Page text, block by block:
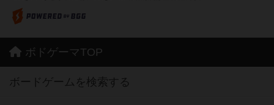
ボドゲーマTOP
ボードゲームを検索する